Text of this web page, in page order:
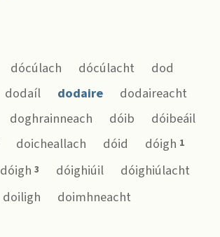
dócúlach dócúlacht
dod
dodaíl dodaire
dodaireacht
doghrainneach dóib
dóibeáil
doicheallach dóid dóigh 1
dóigh 3 dóighiúil
dóighiúlacht
doiligh
doimhneacht